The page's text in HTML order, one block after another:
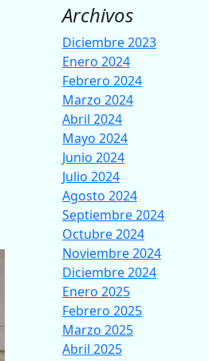
Archivos
Diciembre 2023
Enero 2024
Febrero 2024
Marzo 2024
Abril 2024
Mayo 2024
Junio 2024
Julio 2024
Agosto 2024
Septiembre 2024
Octubre 2024
Noviembre 2024
Diciembre 2024
Enero 2025
Febrero 2025
Marzo 2025
Abril 2025